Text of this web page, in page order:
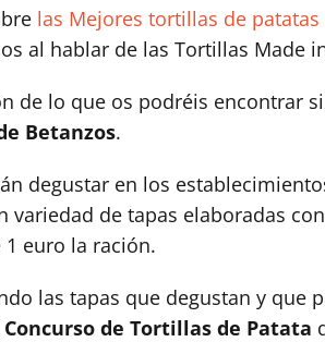
las Mejores tortillas de patatas
al hablar de las Tortillas Made
de lo que os podréis encontrar
Betanzos.
degustar en los
variedad de tapas elaboradas
euro la ración.
las tapas que degustan y que
Concurso de Tortillas de Patata